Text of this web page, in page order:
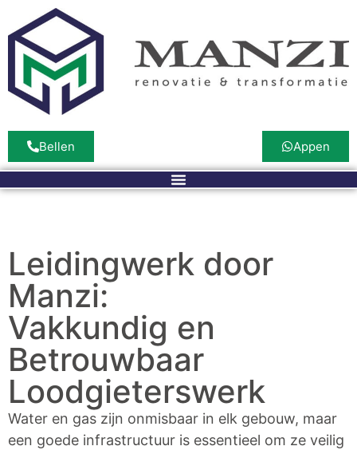
Bellen Appen
Leidingwerk door
Manzi:
Vakkundig en
Betrouwbaar
Loodgieterswerk
Water en gas zijn onmisbaar in elk gebouw, maar
een goede infrastructuur is essentieel om ze veilig